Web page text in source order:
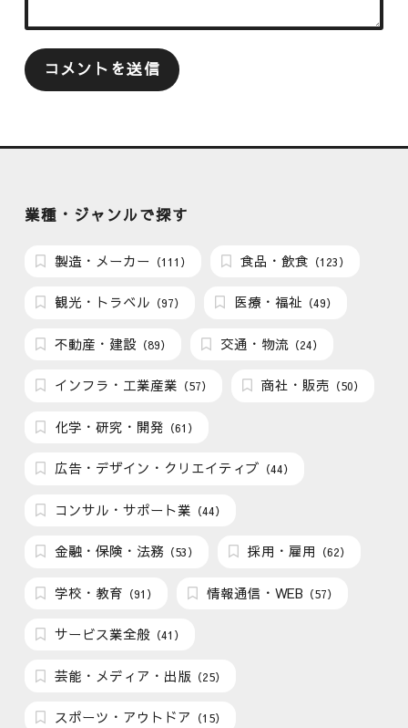
業種・ジャンルで探す
製造・メーカー （111） 食品・飲食 （123）
観光・トラベル （97） 医療・福祉 （49）
不動産・建設 （89） 交通・物流 （24）
インフラ・工業産業 （57） 商社・販売 （50）
化学・研究・開発 （61）
広告・デザイン・クリエイティブ （44）
コンサル・サポート業 （44）
金融・保険・法務 （53） 採用・雇用 （62）
学校・教育 （91） 情報通信・WEB （57）
サービス業全般 （41）
芸能・メディア・出版 （25）
スポーツ・アウトドア （15）